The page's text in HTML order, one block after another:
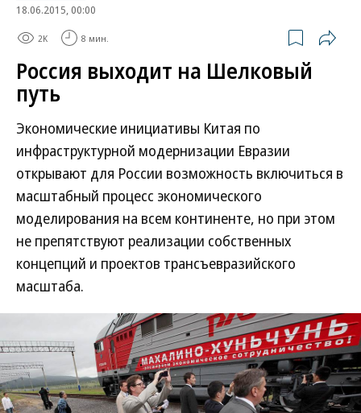
18.06.2015, 00:00
2K 8 мин.
Россия выходит на Шелковый
путь
Экономические инициативы Китая по
инфраструктурной модернизации Евразии
открывают для России возможность включиться в
масштабный процесс экономического
моделирования на всем континенте, но при этом
не препятствуют реализации собственных
концепций и проектов трансъевразийского
масштаба.